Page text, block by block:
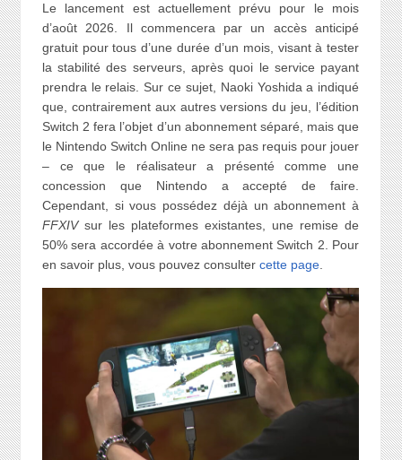
Le lancement est actuellement prévu pour le mois
d’août 2026. Il commencera par un accès anticipé
gratuit pour tous d’une durée d’un mois, visant à tester
la stabilité des serveurs, après quoi le service payant
prendra le relais. Sur ce sujet, Naoki Yoshida a indiqué
que, contrairement aux autres versions du jeu, l’édition
Switch 2 fera l’objet d’un abonnement séparé, mais que
le Nintendo Switch Online ne sera pas requis pour jouer
– ce que le réalisateur a présenté comme une
concession que Nintendo a accepté de faire.
Cependant, si vous possédez déjà un abonnement à
FFXIVsur les plateformes existantes, une remise de
50% sera accordée à votre abonnement Switch 2. Pour
en savoir plus, vous pouvez consulter cette page.